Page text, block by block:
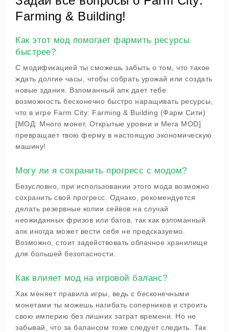
Farming & Building!
Как этот мод помогает фармить ресурсы
быстрее?
С модификацией ты сможешь забыть о том, что такое
ждать долгие часы, чтобы собрать урожай или создать
новые здания. Взломанный апк дает тебе
возможность бесконечно быстро наращивать ресурсы,
что в игре Farm City: Farming & Building (Фарм Сити)
[МОД: Много монет, Открытые уровни и Мега MOD]
превращает твою ферму в настоящую экономическую
машину!
Могу ли я сохранить прогресс с модом?
Безусловно, при использовании этого мода возможно
сохранить свой прогресс. Однако, рекомендуется
делать резервные копии сейвов на случай
неожиданных фризов или багов, так как взломанный
апк иногда может вести себя не предсказуемо.
Возможно, стоит задействовать облачное хранилище
для большей безопасности.
Как влияет мод на игровой баланс?
Хак меняет правила игры, ведь с бесконечными
монетами ты можешь нагибать соперников и строить
свою империю без лишних затрат времени. Но не
забывай, что за балансом тоже следует следить. Так